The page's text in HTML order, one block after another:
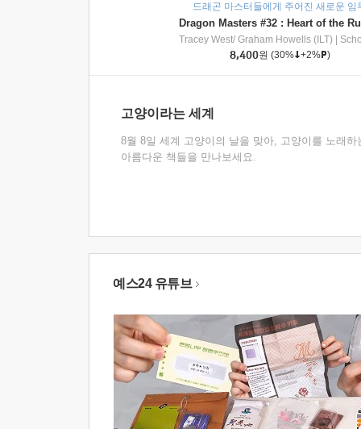
드래곤 마스터들에게 주어진 새로운 임
Tracey West/ Graham Howells (ILT)
8,400원 (30% +2% )
고양이라는 세계
8월 8일 세계 고양이의 날을 맞아, 고양이를 노래하
아름다운 책들을 만나보세요.
예스24 유튜브